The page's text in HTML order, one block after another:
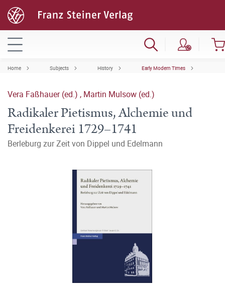
Home Subjects History Early Modern Times
Vera Faßhauer (ed.) , Martin Mulsow (ed.)
Radikaler Pietismus, Alchemie und
Freidenkerei 1729–1741
Berleburg zur Zeit von Dippel und Edelmann